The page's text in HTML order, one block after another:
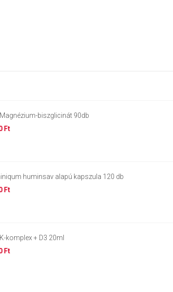
biszglicinát 90db
Ft
huminsav alapú kapszula 120 db
Ft
komplex + D3 20ml
Ft